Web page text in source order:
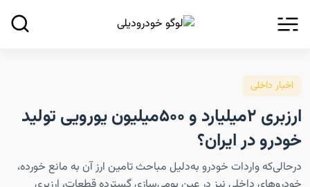
اخبار داخلی
ارزبری ۲میلیارد و ۵۰۰میلیون یورویی تولید
خودرو در ایران؟
در‌حالی‌که واردات خودرو به‌دلیل مباحث تامین ارز آن به مانع خورده،